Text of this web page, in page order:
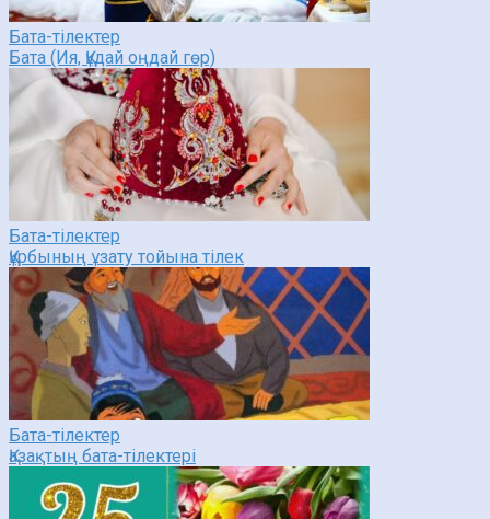
Бата-тілектер
Бата (Ия, Құдай оңдай гөр)
Бата-тілектер
Құрбының ұзату тойына тілек
Бата-тілектер
Қазақтың бата-тілектері